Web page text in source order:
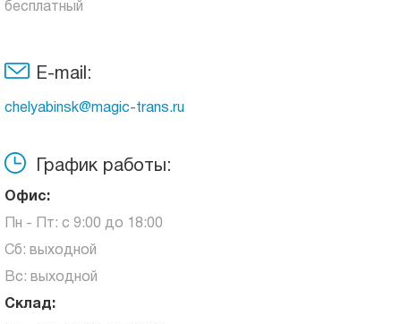
бесплатный
E-mail:
chelyabinsk@magic-trans.ru
График работы:
Офис:
Пн - Пт: с 9:00 до 18:00
Сб: выходной
Вс: выходной
Склад: